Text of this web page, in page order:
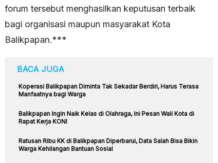
forum tersebut menghasilkan keputusan terbaik
bagi organisasi maupun masyarakat Kota
Balikpapan.***
BACA JUGA
Koperasi Balikpapan Diminta Tak Sekadar Berdiri, Harus Terasa
Manfaatnya bagi Warga
Balikpapan Ingin Naik Kelas di Olahraga, Ini Pesan Wali Kota di
Rapat Kerja KONI
Ratusan Ribu KK di Balikpapan Diperbarui, Data Salah Bisa Bikin
Warga Kehilangan Bantuan Sosial